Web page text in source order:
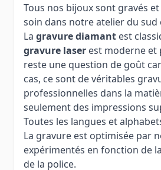
Tous nos bijoux sont gravés
soin dans notre atelier du sud
La gravure diamant est
gravure laser est moderne et
reste une question de goût
cas, ce sont de véritables
professionnelles dans la
seulement des impressions
Toutes les langues et
La gravure est optimisée par
expérimentés en fonction de
de la police.